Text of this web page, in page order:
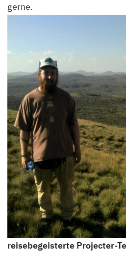
gerne.
reisebegeisterte Projecter-